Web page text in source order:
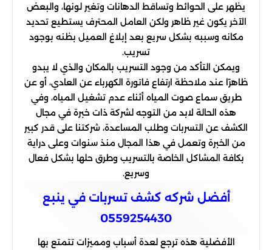
يظهر على الحوائط وتساقط الدهانات وتغير لونها، والبعض
الآخر يكون غير ظاهر ولكن العامل المحترف يستطيع تحديد
مكانه وسببه بشكل سريع بعد إبلاغ العميل بظنه بوجود
تسريب.
ويمكن التأكد من وجود التسريب بالمكان والذي لا يبدو
ظاهرًا عند ملاحظة ارتفاع فاتورة الكهرباء عن العادي، أو عن
طريق سماع صوت المياه أثناء عدم تشغيل المياه، وفي
هذه الحالة لابد من التوجه لشركة ذات خبرة في مجال
الكشف عن التسربات وطلب المساعدة، شركتنا على قدر كبير
من الخبرة وتعمل في هذا المجال منذ سنوات وعلى دراية
بكافة المشاكل الخاصة بالتسريب وطرق حلها بشكل فعال
وسريع.
أفضل شركه كشف تسربات في ينبع
0559254430
الأفضلية هذه ترجع لعدة أسباب ومميزات تتمتع بها